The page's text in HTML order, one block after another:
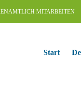
MITARBEITEN
Start